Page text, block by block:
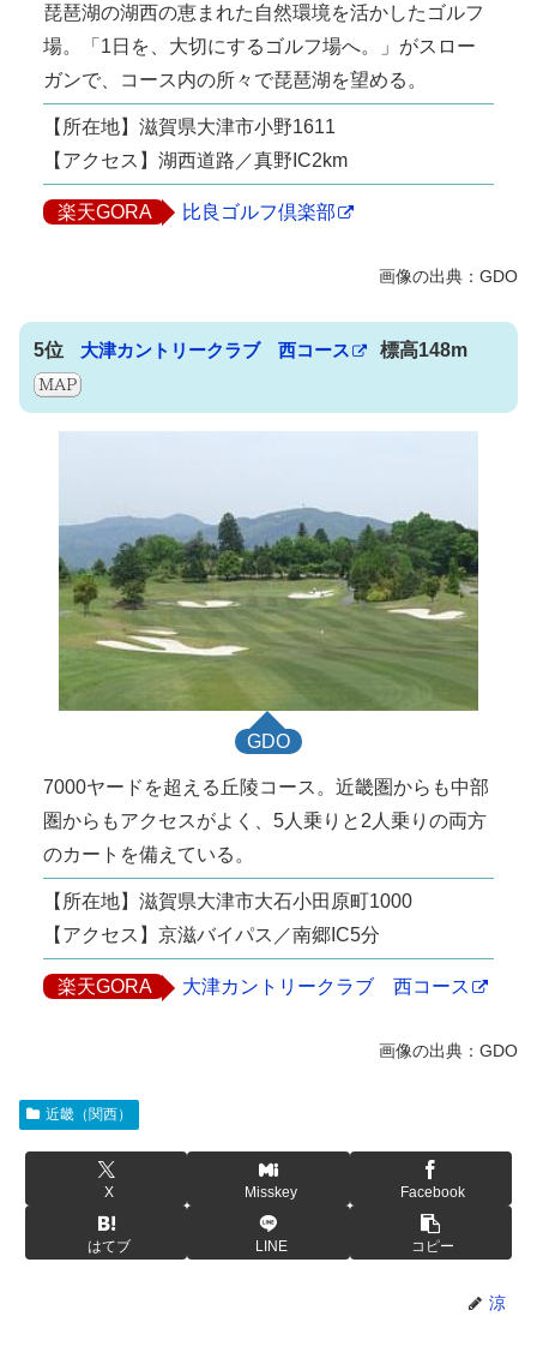
琵琶湖の湖西の恵まれた自然環境を活かしたゴルフ
場。「1日を、大切にするゴルフ場へ。」がスロー
ガンで、コース内の所々で琵琶湖を望める。
【所在地】滋賀県大津市小野1611
【アクセス】湖西道路／真野IC2km
楽天GORA 比良ゴルフ倶楽部
5位 大津カントリークラブ 西コース 標高148m
GDO
7000ヤードを超える丘陵コース。近畿圏からも中部
圏からもアクセスがよく、5人乗りと2人乗りの両方
のカートを備えている。
【所在地】滋賀県大津市大石小田原町1000
【アクセス】京滋バイパス／南郷IC5分
楽天GORA 大津カントリークラブ 西コース
近畿（関西）
X Misskey Facebook
はてブ LINE コピー
涼